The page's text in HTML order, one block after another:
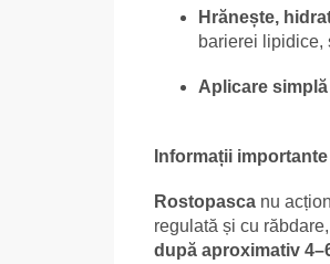
Hrănește,
barierei lipidice,
Aplicare
Informații
Rostopasca nu
regulată și cu
după aproximativ